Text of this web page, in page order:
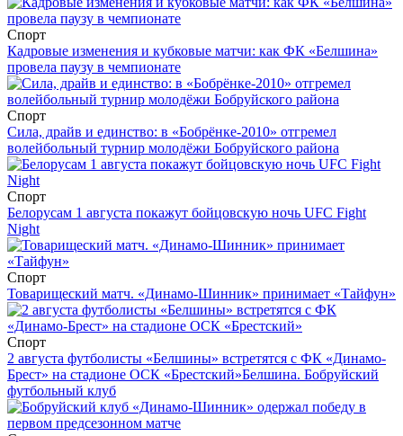
Спорт
Кадровые изменения и кубковые матчи: как ФК «Белшина»
провела паузу в чемпионате
Спорт
Сила, драйв и единство: в «Бобрёнке-2010» отгремел
волейбольный турнир молодёжи Бобруйского района
Спорт
Белорусам 1 августа покажут бойцовскую ночь UFC Fight
Night
Спорт
Товарищеский матч. «Динамо-Шинник» принимает «Тайфун»
Спорт
2 августа футболисты «Белшины» встретятся с ФК «Динамо-
Брест» на стадионе ОСК «Брестский»Белшина. Бобруйский
футбольный клуб